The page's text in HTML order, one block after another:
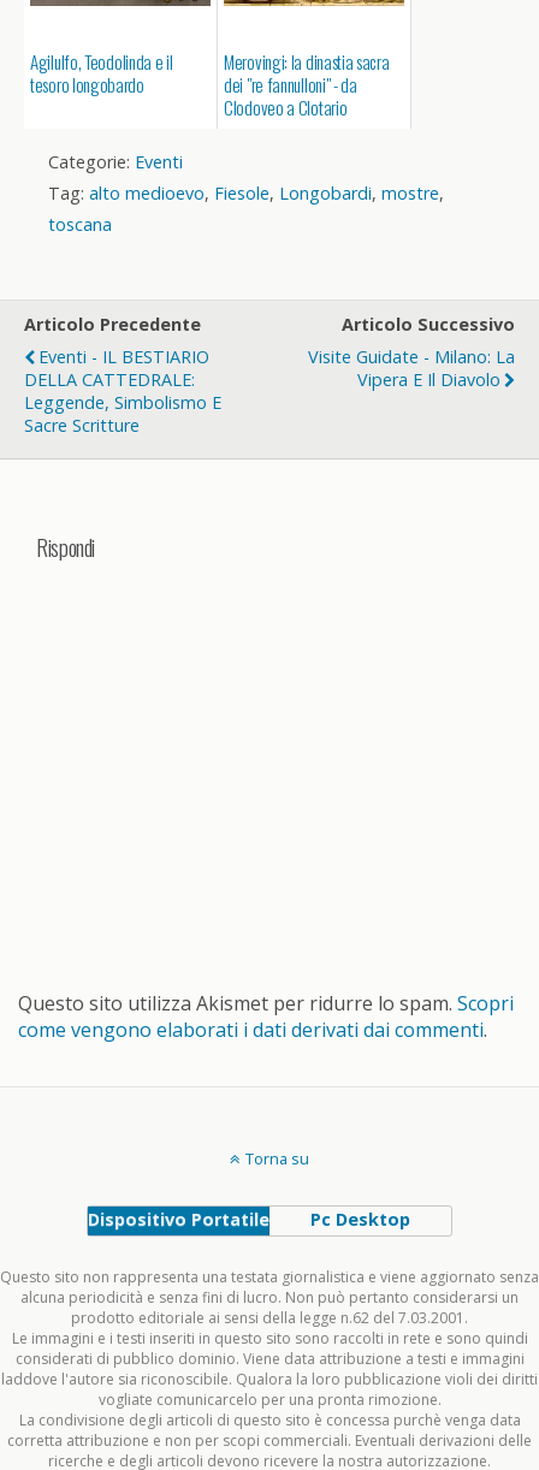
Agilulfo, Teodolinda e il
tesoro longobardo
Merovingi: la dinastia sacra
dei "re fannulloni" - da
Clodoveo a Clotario
Categorie: Eventi
Tag: alto medioevo, Fiesole, Longobardi, mostre,
toscana
Articolo Precedente
Eventi - IL BESTIARIO
DELLA CATTEDRALE:
Leggende, Simbolismo E
Sacre Scritture
Articolo Successivo
Visite Guidate - Milano: La
Vipera E Il Diavolo
Rispondi
Questo sito utilizza Akismet per ridurre lo spam. Scopri
come vengono elaborati i dati derivati dai commenti.
Torna su
Dispositivo Portatile Pc Desktop
Questo sito non rappresenta una testata giornalistica e viene aggiornato senza
alcuna periodicità e senza fini di lucro. Non può pertanto considerarsi un
prodotto editoriale ai sensi della legge n.62 del 7.03.2001.
Le immagini e i testi inseriti in questo sito sono raccolti in rete e sono quindi
considerati di pubblico dominio. Viene data attribuzione a testi e immagini
laddove l'autore sia riconoscibile. Qualora la loro pubblicazione violi dei diritti
vogliate comunicarcelo per una pronta rimozione.
La condivisione degli articoli di questo sito è concessa purchè venga data
corretta attribuzione e non per scopi commerciali. Eventuali derivazioni delle
ricerche e degli articoli devono ricevere la nostra autorizzazione.